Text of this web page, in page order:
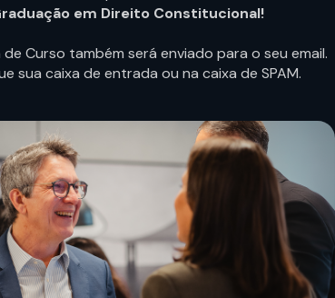
em Direito Constitucional!
de Curso também será enviado para o seu email.
sua caixa de entrada ou na caixa de SPAM.